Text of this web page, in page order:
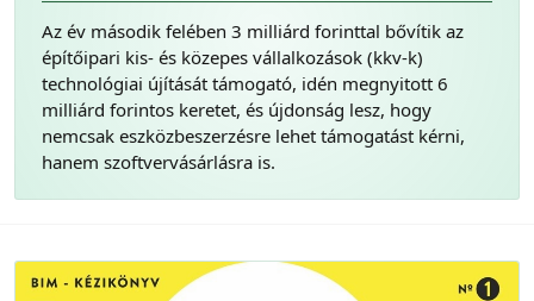
Az év második felében 3 milliárd forinttal bővítik az
építőipari kis- és közepes vállalkozások (kkv-k)
technológiai újítását támogató, idén megnyitott 6
milliárd forintos keretet, és újdonság lesz, hogy
nemcsak eszközbeszerzésre lehet támogatást kérni,
hanem szoftvervásárlásra is.